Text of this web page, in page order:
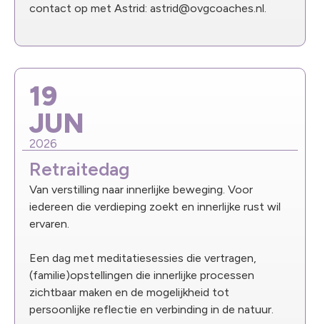
contact op met Astrid: astrid@ovgcoaches.nl.
19
JUN
2026
Retraitedag
Van verstilling naar innerlijke beweging. Voor
iedereen die verdieping zoekt en innerlijke rust wil
ervaren.
Een dag met meditatiesessies die vertragen,
(familie)opstellingen die innerlijke processen
zichtbaar maken en de mogelijkheid tot
persoonlijke reflectie en verbinding in de natuur.